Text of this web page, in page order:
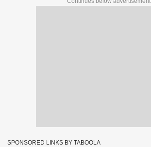
SPONSORED LINKS BY TABOOLA